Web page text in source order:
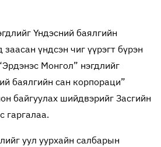
Үндэсний баялгийн
заасан үндсэн чиг үүрэгт бүрэн
Монгол” нэгдлийг
баялгийн сан корпораци”
байгуулах шийдвэрийг Засгийн
гаргалаа.
уул уурхайн салбарын